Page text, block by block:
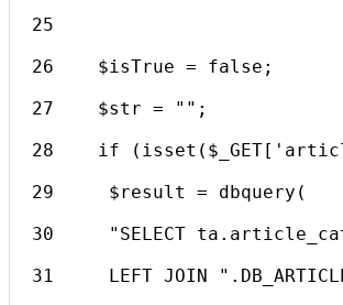
25
26    $isTrue = false;
27    $str = "";
28    if
29     $result = dbquery(
30     "SELECT
31     LEFT JOIN